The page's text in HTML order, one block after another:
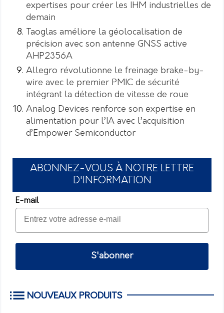
expertises pour créer les IHM industrielles de
demain
Taoglas améliore la géolocalisation de
précision avec son antenne GNSS active
AHP2356A
Allegro révolutionne le freinage brake-by-
wire avec le premier PMIC de sécurité
intégrant la détection de vitesse de roue
Analog Devices renforce son expertise en
alimentation pour l’IA avec l’acquisition
d’Empower Semiconductor
ABONNEZ-VOUS À NOTRE LETTRE
D'INFORMATION
E-mail
S'abonner
NOUVEAUX PRODUITS